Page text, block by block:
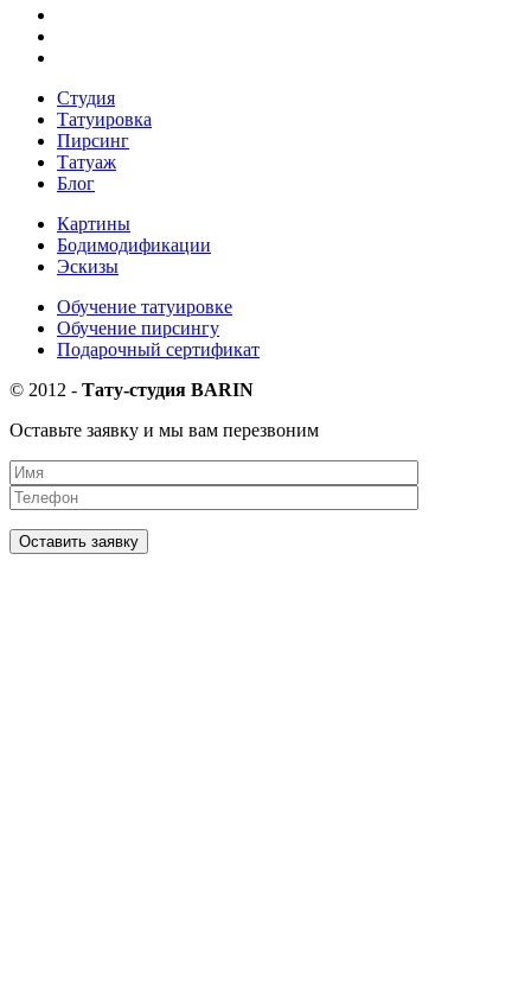
Студия
Татуировка
Пирсинг
Татуаж
Блог
Картины
Бодимодификации
Эскизы
Обучение татуировке
Обучение пирсингу
Подарочный сертификат
© 2012 - Тату-студия BARIN
Оставьте заявку и мы вам перезвоним
Оставить заявку